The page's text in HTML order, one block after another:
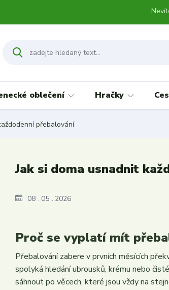
oblečení Hračky
přebalování
08 05 2026
Jak si doma usnadnit
Proč se vyplatí mít
Přebalování zabere v prvních měsících
spolyká hledání ubrousků, krému nebo
sáhnout po věcech, které jsou vždy na